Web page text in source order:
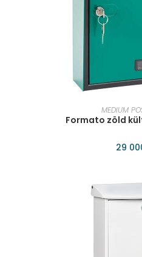
KOSÁRBA
MEDIUM
Formato zöld
29